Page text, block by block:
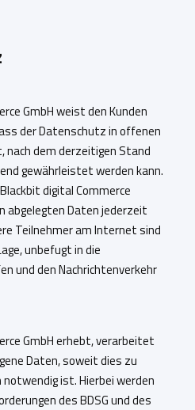
GmbH weist den Kunden
der Datenschutz in offenen
dem derzeitigen Stand
gewährleistet werden kann.
digital Commerce
abgelegten Daten jederzeit
Teilnehmer am Internet sind
unbefugt in die
und den Nachrichtenverkehr
GmbH erhebt, verarbeitet
Daten, soweit dies zu
ist. Hierbei werden
des BDSG und des